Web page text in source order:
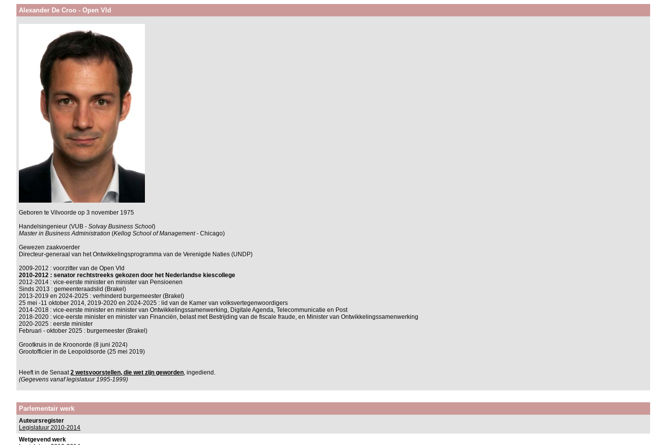
Alexander De Croo - Open Vld
Geboren te Vilvoorde op 3 november 1975
Handelsingenieur (VUB -Solvay Business School)
Master in Business Administration (Kellog School of Management- Chicago)
Gewezen zaakvoerder
Directeur-generaal van het Ontwikkelingsprogramma van de Verenigde Naties (UNDP)
2009-2012 : voorzitter van de Open Vld
2010-2012 : senator rechtstreeks gekozen door het Nederlandse kiescollege
2012-2014 : vice-eerste minister en minister van Pensioenen
Sinds 2013 : gemeenteraadslid (Brakel)
2013-2019 en 2024-2025 : verhinderd burgemeester (Brakel)
25 mei -11 oktober 2014, 2019-2020 en 2024-2025 : lid van de Kamer van volksvertegenwoordigers
2014-2018 : vice-eerste minister en minister van Ontwikkelingssamenwerking, Digitale Agenda, Telecommunicatie en Post
2018-2020 : vice-eerste minister en minister van Financiën, belast met Bestrijding van de fiscale fraude, en Minister van Ontwikkelingssamenwerking
2020-2025 : eerste minister
Februari - oktober 2025 : burgemeester (Brakel)
Grootkruis in de Kroonorde (8 juni 2024)
Grootofficier in de Leopoldsorde (25 mei 2019)
Heeft in de Senaat2 wetsvoorstellen, die wet zijn geworden, ingediend.
(Gegevens vanaf legislatuur 1995-1999)
Parlementair werk
Auteursregister
Legislatuur 2010-2014
Wetgevend werk